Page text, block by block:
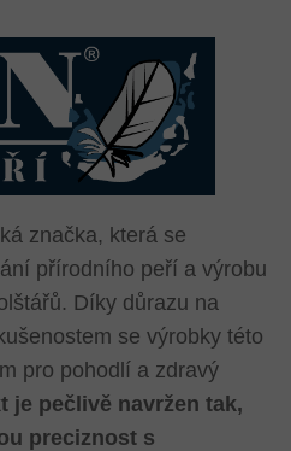
značka, která se
přírodního peří a výrobu
Díky důrazu na
se výrobky této
pro pohodlí a zdravý
je pečlivě navržen tak,
preciznost s